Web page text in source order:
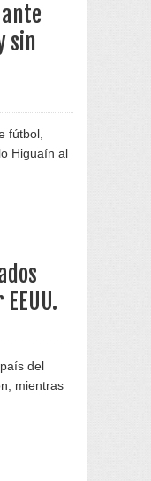
sin
fútbol,
Higuaín al
del
mientras